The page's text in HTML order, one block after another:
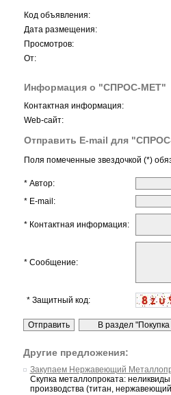
Код объявления:
Дата размещения:
Просмотров:
От:
Информация о "СПРОС-МЕТ"
Контактная информация:
Web-сайт:
Отправить E-mail для
Поля помеченные звездочкой (*)
* Автор:
* E-mail:
* Контактная информация:
* Сообщение:
* Защитный код:
Другие предложения:
Закупаем Нержавеющий
Скупка металлопроката:
производства (титан,